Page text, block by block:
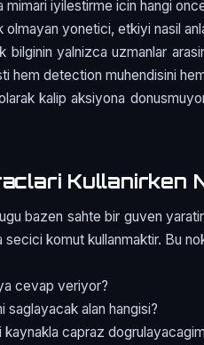
mimari iyilestirme icin hangi
olmayan yonetici, etkiyi nasil
bilginin yalnizca uzmanlar
hem detection muhendisini
kalip aksiyona
Kullanirken
bazen sahte bir guven
secici komut kullanmaktir. Bu
cevap veriyor?
saglayacak alan hangisi?
kaynakla capraz